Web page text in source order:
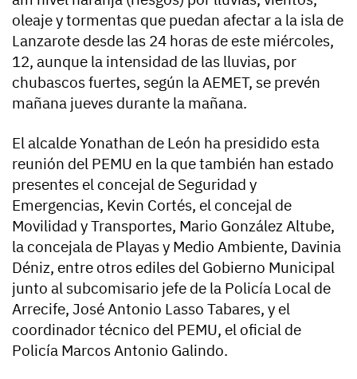
oleaje y tormentas que puedan afectar a la isla de
Lanzarote desde las 24 horas de este miércoles,
12, aunque la intensidad de las lluvias, por
chubascos fuertes, según la AEMET, se prevén
mañana jueves durante la mañana.
El alcalde Yonathan de León ha presidido esta
reunión del PEMU en la que también han estado
presentes el concejal de Seguridad y
Emergencias, Kevin Cortés, el concejal de
Movilidad y Transportes, Mario González Altube,
la concejala de Playas y Medio Ambiente, Davinia
Déniz, entre otros ediles del Gobierno Municipal
junto al subcomisario jefe de la Policía Local de
Arrecife, José Antonio Lasso Tabares, y el
coordinador técnico del PEMU, el oficial de
Policía Marcos Antonio Galindo.